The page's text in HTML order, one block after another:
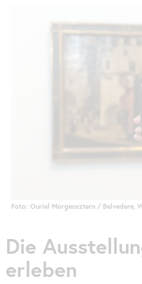
Foto: Ouriel Morgensztern / Belvedere,
Die
erleben